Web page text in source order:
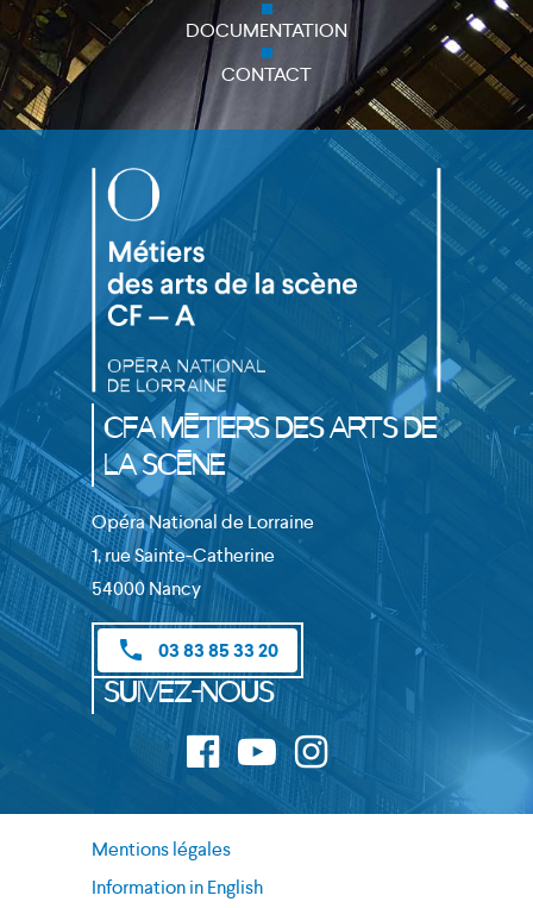
DOCUMENTATION
CONTACT
CFA Métiers des Arts de
la Scène
Opéra National de Lorraine
1, rue Sainte-Catherine
54000 Nancy
phone 03 83 85 33 20
Suivez-nous
Mentions légales
Information in English